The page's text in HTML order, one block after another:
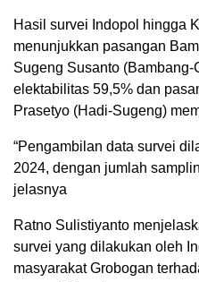
Hasil survei Indopol hingga
menunjukkan pasangan
Sugeng Susanto
elektabilitas 59,5% dan
Prasetyo (Hadi-Sugeng)
“Pengambilan data survei
2024, dengan jumlah
jelasnya
Ratno Sulistiyanto
survei yang dilakukan oleh
masyarakat Grobogan